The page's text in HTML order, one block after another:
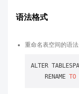
语法格式
重命名表空间的语法
ALTER
    RENAME
TO